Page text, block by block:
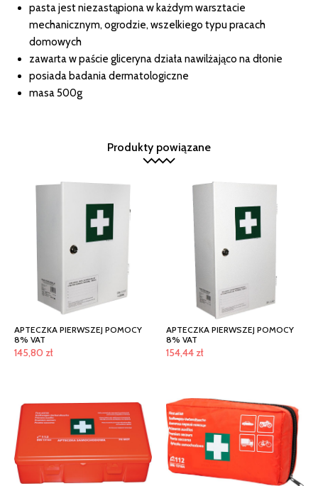
pasta jest niezastąpiona w każdym warsztacie
mechanicznym, ogrodzie, wszelkiego typu pracach
domowych
zawarta w paście gliceryna działa nawilżająco na dłonie
posiada badania dermatologiczne
masa 500g
Produkty powiązane
APTECZKA PIERWSZEJ POMOCY
8% VAT
145,80 zł
APTECZKA PIERWSZEJ POMOCY
8% VAT
154,44 zł